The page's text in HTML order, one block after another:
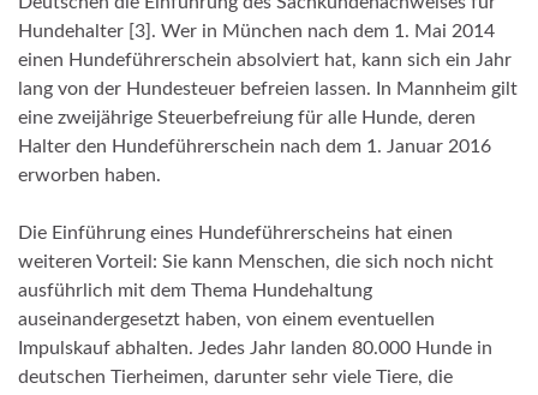
Hundehalter [3]. Wer in München nach dem 1. Mai 2014
einen Hundeführerschein absolviert hat, kann sich ein Jahr
lang von der Hundesteuer befreien lassen. In Mannheim gilt
eine zweijährige Steuerbefreiung für alle Hunde, deren
Halter den Hundeführerschein nach dem 1. Januar 2016
erworben haben.
Die Einführung eines Hundeführerscheins hat einen
weiteren Vorteil: Sie kann Menschen, die sich noch nicht
ausführlich mit dem Thema Hundehaltung
auseinandergesetzt haben, von einem eventuellen
Impulskauf abhalten. Jedes Jahr landen 80.000 Hunde in
deutschen Tierheimen, darunter sehr viele Tiere, die